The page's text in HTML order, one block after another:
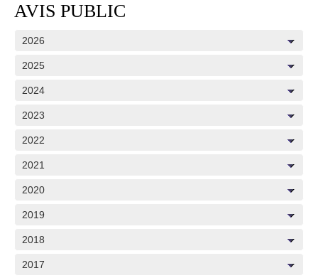
AVIS PUBLIC
2026
2025
2024
2023
2022
2021
2020
2019
2018
2017